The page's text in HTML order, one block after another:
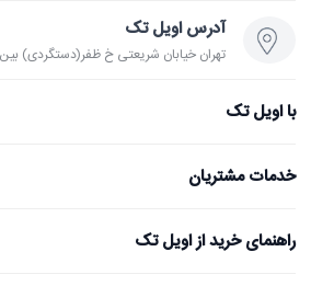
آدرس اویل تک
تهران خیابان شریعتی خ ظفر(دستگردی) بین
با اویل تک
خدمات مشتریان
راهنمای خرید از اویل تک